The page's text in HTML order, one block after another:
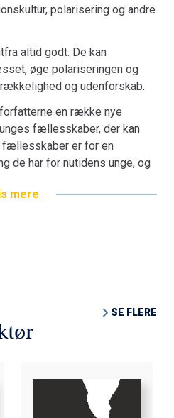
Fonden.polarisering og andre
altid godt. De kan
øge polariseringen og
og udenforskab.
en række nye
fællesskaber, der kan
fællesskaber er for en
de har for nutidens unge, og
der
skabe gode og opbyggende
henvender sig både til
til de aktører, der skaber
mere
SE FLERE